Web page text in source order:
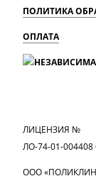
ПОЛИТИКА
ОПЛАТА
ЛИЦЕНЗИЯ №
ЛО-74-01-004408
ООО